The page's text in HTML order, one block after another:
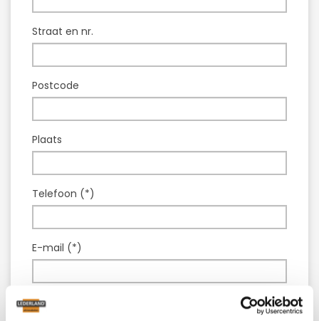
Straat en nr.
Postcode
Plaats
Telefoon (*)
E-mail (*)
Model :